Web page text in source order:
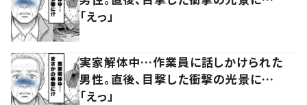
「えっ」
実家解体中…作業員に話しかけられた
男性。直後、目撃した衝撃の光景に…
「えっ」